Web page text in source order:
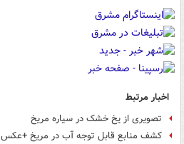
اخبار مرتبط
تصویری از یخ خشک در سیاره مریخ
کشف منابع قابل توجه آب در مریخ +عکس